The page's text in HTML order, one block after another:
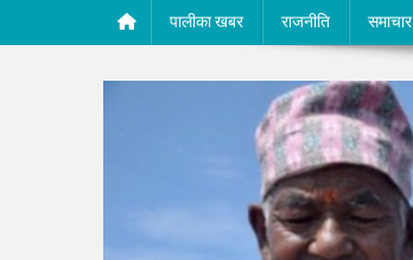
पालीका खबर राजनीति समाचार